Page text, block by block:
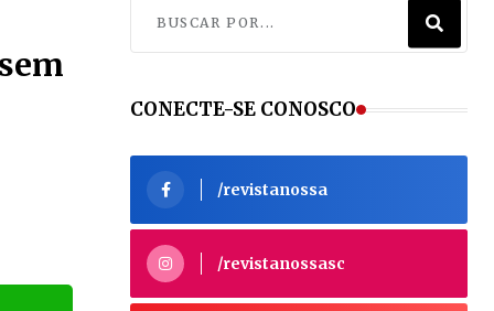
CONECTE-SE CONOSCO
/revistanossa
/revistanossasc